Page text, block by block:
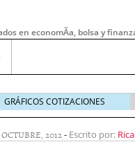
en economÃ­a, bolsa y
GRÁFICOS COTIZACIONES
2012- Escrito por: